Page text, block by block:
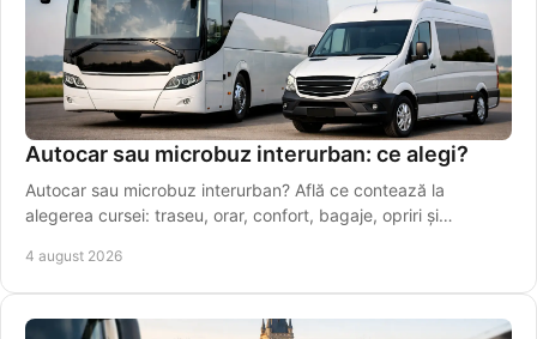
Autocar sau microbuz interurban: ce alegi?
Autocar sau microbuz interurban? Află ce contează la
alegerea cursei: traseu, orar, confort, bagaje, opriri și
4 august 2026